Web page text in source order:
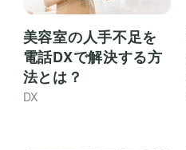
美容室の人手不足を
電話DXで解決する方
法とは？
DX